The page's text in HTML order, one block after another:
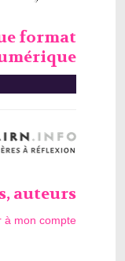
format
auteurs
à mon compte